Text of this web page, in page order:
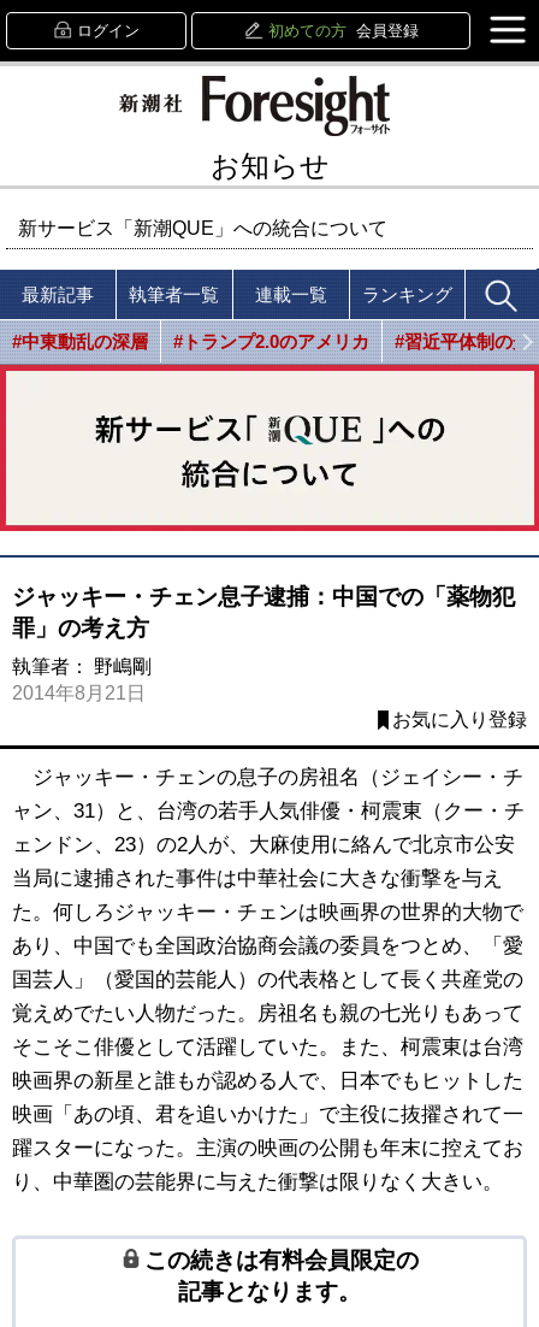
ログイン 初めての方 会員登録
お知らせ
新サービス「新潮QUE」への統合について
最新記事 執筆者一覧 連載一覧 ランキング
#中東動乱の深層 #トランプ2.0のアメリカ #習近平体制の光
ジャッキー・チェン息子逮捕：中国での「薬物犯
罪」の考え方
執筆者： 野嶋剛
2014年8月21日
お気に入り登録
ジャッキー・チェンの息子の房祖名（ジェイシー・チ
ャン、31）と、台湾の若手人気俳優・柯震東（クー・チ
ェンドン、23）の2人が、大麻使用に絡んで北京市公安
当局に逮捕された事件は中華社会に大きな衝撃を与え
た。何しろジャッキー・チェンは映画界の世界的大物で
あり、中国でも全国政治協商会議の委員をつとめ、「愛
国芸人」（愛国的芸能人）の代表格として長く共産党の
覚えめでたい人物だった。房祖名も親の七光りもあって
そこそこ俳優として活躍していた。また、柯震東は台湾
映画界の新星と誰もが認める人で、日本でもヒットした
映画「あの頃、君を追いかけた」で主役に抜擢されて一
躍スターになった。主演の映画の公開も年末に控えてお
り、中華圏の芸能界に与えた衝撃は限りなく大きい。
この続きは有料会員限定の
記事となります。